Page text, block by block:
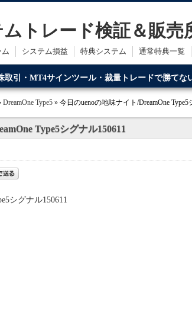
ムトレード検証＆販売
ム システム損益 特典システム 通常特典一覧
引・MT4サインツール・裁量トレードで勝てな
ドです。
DreamOne Type5 » 今日のuenoの地味ナイト/DreamOne Type5
Type5シグナル150611
シグナル150611